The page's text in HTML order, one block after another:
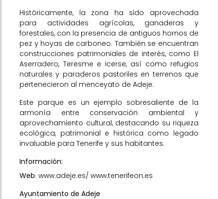
Históricamente, la zona ha sido aprovechada
para actividades agrícolas, ganaderas y
forestales, con la presencia de antiguos hornos de
pez y hoyas de carboneo. También se encuentran
construcciones patrimoniales de interés, como El
Aserradero, Teresme e Icerse, así como refugios
naturales y paraderos pastoriles en terrenos que
pertenecieron al menceyato de Adeje.
Este parque es un ejemplo sobresaliente de la
armonía entre conservación ambiental y
aprovechamiento cultural, destacando su riqueza
ecológica, patrimonial e histórica como legado
invaluable para Tenerife y sus habitantes.
Información:
Web: www.adeje.es/ www.tenerifeon.es
Ayuntamiento de Adeje